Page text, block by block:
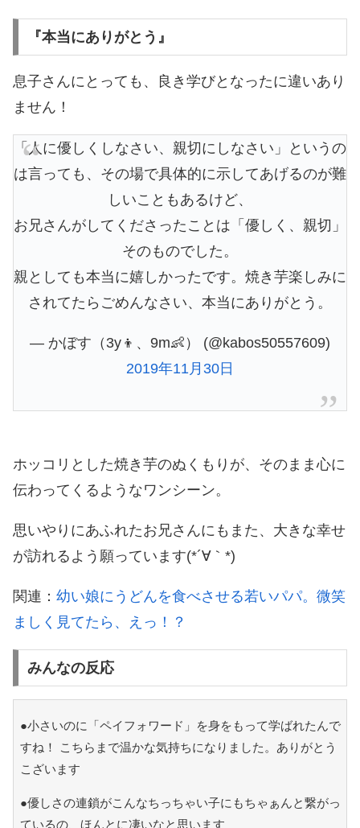
『本当にありがとう』
息子さんにとっても、良き学びとなったに違いあり
ません！
「人に優しくしなさい、親切にしなさい」というの
は言っても、その場で具体的に示してあげるのが難
しいこともあるけど、
お兄さんがしてくださったことは「優しく、親切」
そのものでした。
親としても本当に嬉しかったです。焼き芋楽しみに
されてたらごめんなさい、本当にありがとう。
— かぼす（3y👦、9m👶） (@kabos50557609)
2019年11月30日
ホッコリとした焼き芋のぬくもりが、そのまま心に
伝わってくるようなワンシーン。
思いやりにあふれたお兄さんにもまた、大きな幸せ
が訪れるよう願っています(*´∀｀*)
関連： 幼い娘にうどんを食べさせる若いパパ。微笑
ましく見てたら、えっ！？
みんなの反応
●小さいのに「ペイフォワード」を身をもって学ばれたんで
すね！ こちらまで温かな気持ちになりました。ありがとう
こざいます
●優しさの連鎖がこんなちっちゃい子にもちゃぁんと繋がっ
ているの、ほんとに凄いなと思います